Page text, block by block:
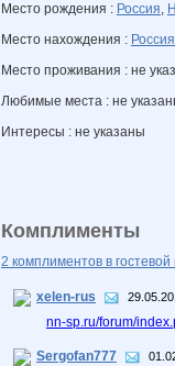
Место рождения : Россия,
Место нахождения : Россия
Место проживания : не
Любимые места : не
Интересы : не указаны
Комплименты
2 комплиментов в гостевой
xelen-rus
nn-sp.ru/forum/
Sergofan777